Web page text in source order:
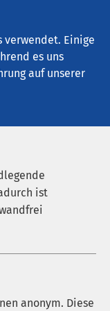
verwendet. Einige
es uns
auf unserer
ist
anonym. Diese
Pflege im
den Aktivitäten